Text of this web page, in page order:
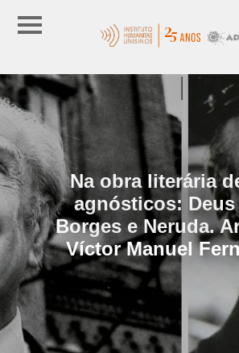
Na obra literária
agnósticos: Deus
Borges e Neruda.
Víctor Manuel